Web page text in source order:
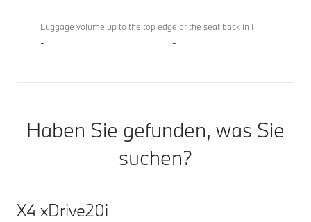
Luggage volume up to the top edge of the seat back in l
- -
Haben Sie gefunden, was Sie
suchen?
X4 xDrive20i